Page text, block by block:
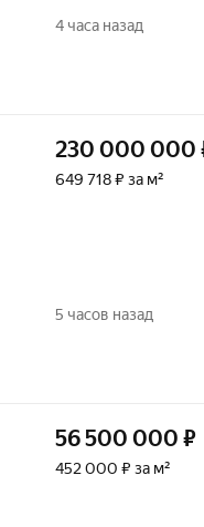
4 часа назад
230 000 000
649 718 ₽ за м²
5 часов назад
56 500 000 ₽
452 000 ₽ за м²